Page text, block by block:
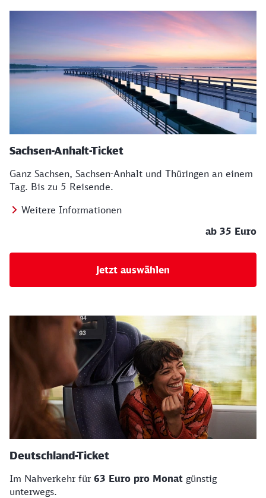
Sachsen-Anhalt-Ticket
Ganz Sachsen, Sachsen-Anhalt und Thüringen an einem
Tag. Bis zu 5 Reisende.
Weitere Informationen
ab 35 Euro
Jetzt auswählen
Deutschland-Ticket
Im Nahverkehr für 63 Euro pro Monat günstig
unterwegs.